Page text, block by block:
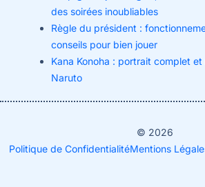
des soirées inoubliables
Règle du président :
conseils pour bien jouer
Kana Konoha : portrait complet et
Naruto
© 2026
Politique de ConfidentialitéMentions